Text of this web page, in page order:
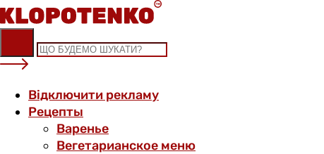
Skip
to
content
Відключити рекламу
Рецепты
Варенье
Вегетарианское меню